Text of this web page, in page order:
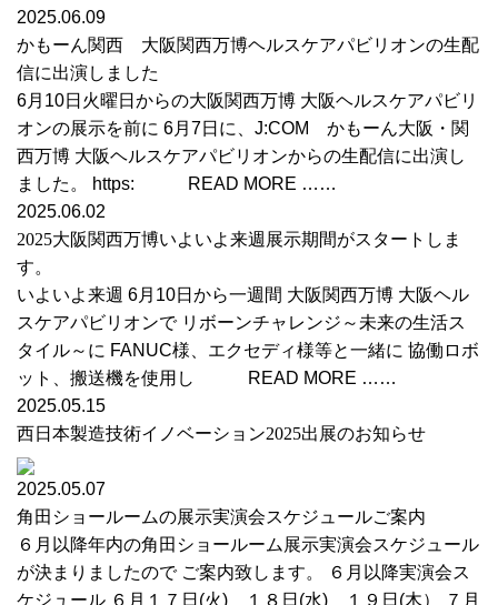
2025.06.09
かもーん関西 大阪関西万博ヘルスケアパビリオンの生配
信に出演しました
6月10日火曜日からの大阪関西万博 大阪ヘルスケアパビリ
オンの展示を前に 6月7日に、J:COM かもーん大阪・関
西万博 大阪ヘルスケアパビリオンからの生配信に出演し
ました。 https: READ MORE ……
2025.06.02
2025大阪関西万博いよいよ来週展示期間がスタートしま
す。
いよいよ来週 6月10日から一週間 大阪関西万博 大阪ヘル
スケアパビリオンで リボーンチャレンジ～未来の生活ス
タイル～に FANUC様、エクセディ様等と一緒に 協働ロボ
ット、搬送機を使用し READ MORE ……
2025.05.15
西日本製造技術イノベーション2025出展のお知らせ
2025.05.07
角田ショールームの展示実演会スケジュールご案内
６月以降年内の角田ショールーム展示実演会スケジュール
が決まりましたので ご案内致します。 ６月以降実演会ス
ケジュール ６月１７日(火) １８日(水) １９日(木） ７月